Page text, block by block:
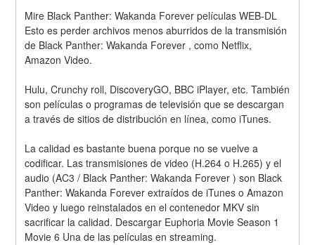
Mire Black Panther: Wakanda Forever películas WEB-DL
Esto es perder archivos menos aburridos de la transmisión
de Black Panther: Wakanda Forever , como Netflix,
Amazon Video.
Hulu, Crunchy roll, DiscoveryGO, BBC iPlayer, etc. También
son películas o programas de televisión que se descargan
a través de sitios de distribución en línea, como iTunes.
La calidad es bastante buena porque no se vuelve a
codificar. Las transmisiones de video (H.264 o H.265) y el
audio (AC3 / Black Panther: Wakanda Forever ) son Black
Panther: Wakanda Forever extraídos de iTunes o Amazon
Video y luego reinstalados en el contenedor MKV sin
sacrificar la calidad. Descargar Euphoria Movie Season 1
Movie 6 Una de las películas en streaming.